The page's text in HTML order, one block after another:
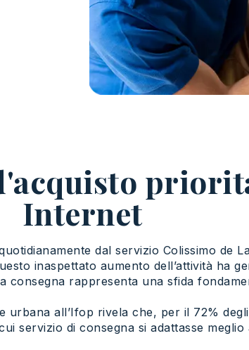
Internet
dal servizio Colissimo de
inaspettato aumento dell’attività ha
rappresenta una sfida
urbana all’Ifop rivela che, per il 72%
di consegna si adattasse meglio